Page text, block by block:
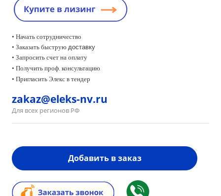
• Начать сотрудничество
• Заказать быструю доставку
• Запросить счет на оплату
• Получить проф. консультацию
• Пригласить Элекс в тендер
zakaz@eleks-nv.ru
Для всех регионов РФ
Добавить в заказ